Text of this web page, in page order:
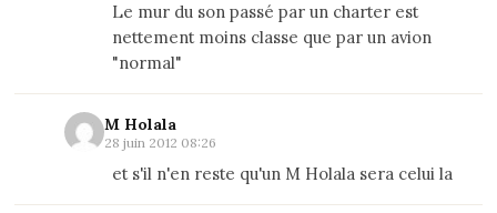
Le mur du son passé par un charter est
nettement moins classe que par un avion
"normal"
M Holala
28 juin 2012 08:26
et s'il n'en reste qu'un M Holala sera celui la